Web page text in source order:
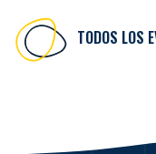
TODOS LOS